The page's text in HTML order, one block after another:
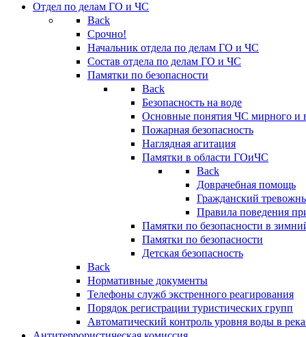
Отдел по делам ГО и ЧС
Back
Срочно!
Начальник отдела по делам ГО и ЧС
Состав отдела по делам ГО и ЧС
Памятки по безопасности
Back
Безопасность на воде
Основные понятия ЧС мирного и
Пожарная безопасность
Наглядная агитация
Памятки в области ГОиЧС
Back
Доврачебная помощь
Гражданский
Правила поведения
Памятки по безопасности в
Памятки по безопасности
Детская безопасность
Back
Нормативные документы
Телефоны служб экстренного реагирования
Порядок регистрации туристических групп
Автоматический контроль уровня воды в